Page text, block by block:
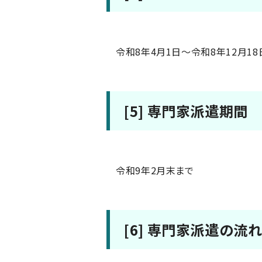
令和8年4月1日～令和8年12月18
[5] 専門家派遣期間
令和9年2月末まで
[6] 専門家派遣の流れ